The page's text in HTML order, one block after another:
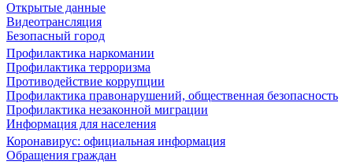
Открытые данные
Видеотрансляция
Безопасный город
Профилактика наркомании
Профилактика терроризма
Противодействие коррупции
Профилактика правонарушений, общественная безопасность
Профилактика незаконной миграции
Информация для населения
Коронавирус: официальная информация
Обращения граждан